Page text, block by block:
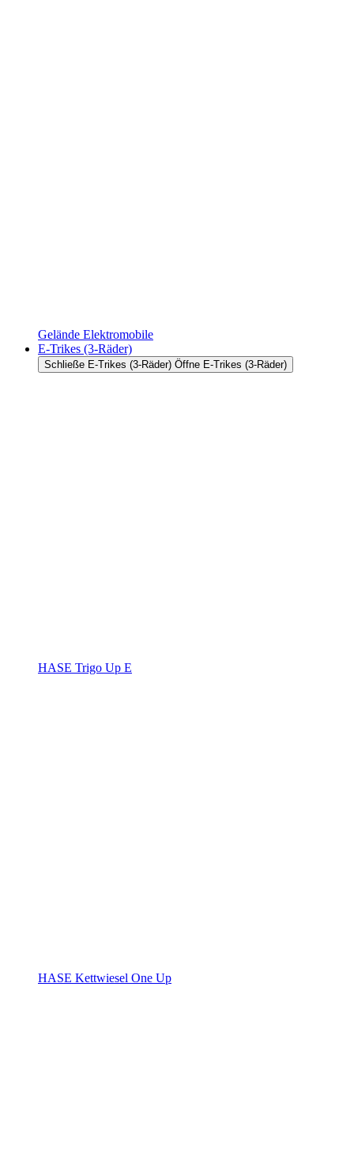
Gelände Elektromobile
E-Trikes (3-Räder)
Schließe E-Trikes (3-Räder) Öffne E-Trikes (3-Räder)
HASE Trigo Up E
HASE Kettwiesel One Up